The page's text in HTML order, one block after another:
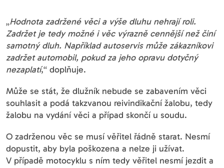
„Hodnota zadržené věci a výše dluhu nehrají roli.
Zadržet je tedy možné i věc výrazně cennější než činí
samotný dluh. Například autoservis může zákazníkovi
zadržet automobil, pokud za jeho opravu dotyčný
nezaplatí,“ doplňuje.
Může se stát, že dlužník nebude se zabavením věci
souhlasit a podá takzvanou reivindikační žalobu, tedy
žalobu na vydání věci a případ skončí u soudu.
O zadrženou věc se musí věřitel řádně starat. Nesmí
dopustit, aby byla poškozena a nelze ji užívat.
V případě motocyklu s ním tedy věřitel nesmí jezdit a